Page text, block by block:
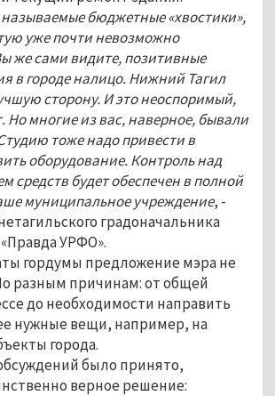
бюджетные «хвостики»,
уже почти невозможно
же сами видите, позитивные
в городе налицо. Нижний Тагил
сторону. И это неоспоримый,
Но многие из вас, наверное, бывали
тоже надо привести в
оборудование. Контроль над
средств будет обеспечен в полной
муниципальное учреждение, -
градоначальника
УРФО».
гордумы предложение мэра не
разным причинам: от общей
до необходимости направить
нужные вещи, например, на
города.
было принято,
верное решение: